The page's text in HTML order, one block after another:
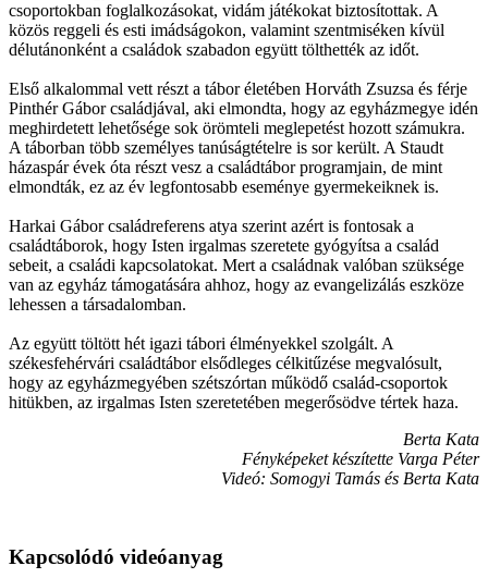
csoportokban foglalkozásokat, vidám játékokat biztosítottak. A
közös reggeli és esti imádságokon, valamint szentmiséken kívül
délutánonként a családok szabadon együtt tölthették az időt.
Első alkalommal vett részt a tábor életében Horváth Zsuzsa és férje
Pinthér Gábor családjával, aki elmondta, hogy az egyházmegye idén
meghirdetett lehetősége sok örömteli meglepetést hozott számukra.
A táborban több személyes tanúságtételre is sor került. A Staudt
házaspár évek óta részt vesz a családtábor programjain, de mint
elmondták, ez az év legfontosabb eseménye gyermekeiknek is.
Harkai Gábor családreferens atya szerint azért is fontosak a
családtáborok, hogy Isten irgalmas szeretete gyógyítsa a család
sebeit, a családi kapcsolatokat. Mert a családnak valóban szüksége
van az egyház támogatására ahhoz, hogy az evangelizálás eszköze
lehessen a társadalomban.
Az együtt töltött hét igazi tábori élményekkel szolgált. A
székesfehérvári családtábor elsődleges célkitűzése megvalósult,
hogy az egyházmegyében szétszórtan működő család-csoportok
hitükben, az irgalmas Isten szeretetében megerősödve tértek haza.
Berta Kata
Fényképeket készítette Varga Péter
Videó: Somogyi Tamás és Berta Kata
Kapcsolódó videóanyag